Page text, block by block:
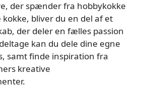
der spænder fra hobbykokke
bliver du en del af et
der deler en fælles passion
kan du dele dine egne
samt finde inspiration fra
kreative